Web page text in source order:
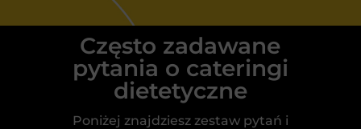
Często zadawane
pytania o cateringi
dietetyczne
Poniżej znajdziesz zestaw pytań i